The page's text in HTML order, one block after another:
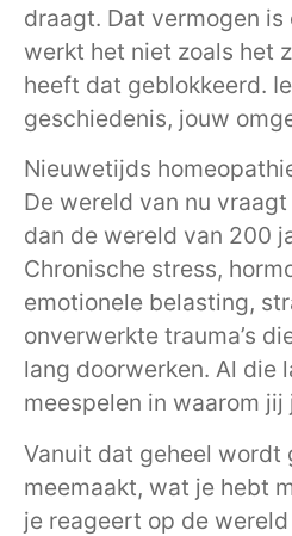
draagt. Dat vermogen
werkt het niet zoals het
heeft dat geblokkeerd.
geschiedenis, jouw
Nieuwetijds
De wereld van nu
dan de wereld van 200
Chronische stress,
emotionele belasting,
onverwerkte trauma’s
lang doorwerken. Al die
meespelen in waarom
Vanuit dat geheel wordt
meemaakt, wat je hebt
je reageert op de wereld